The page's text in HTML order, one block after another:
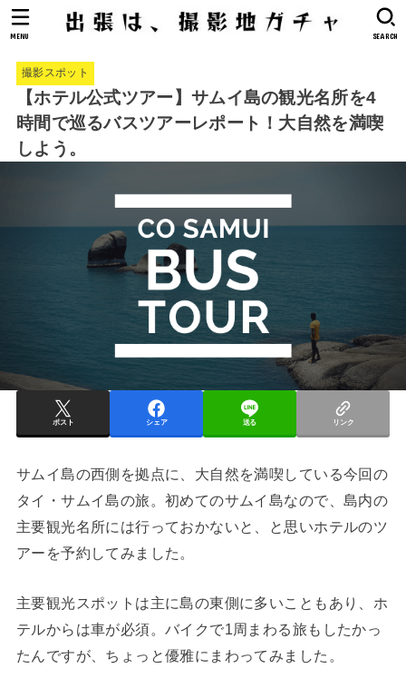
SEARCH
MENU
撮影スポット
【ホテル公式ツアー】サムイ島の観光名所を4
時間で巡るバスツアーレポート！大自然を満喫
しよう。
ポスト シェア 送る リンク
サムイ島の西側を拠点に、大自然を満喫している今回の
タイ・サムイ島の旅。初めてのサムイ島なので、島内の
主要観光名所には行っておかないと、と思いホテルのツ
アーを予約してみました。
主要観光スポットは主に島の東側に多いこともあり、ホ
テルからは車が必須。バイクで1周まわる旅もしたかっ
たんですが、ちょっと優雅にまわってみました。